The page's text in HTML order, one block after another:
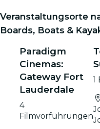
Veranstaltungsorte
Boards, Boats &
Paradigm
Cinemas:
Gateway Fort
Lauderdale
4
Filmvorführungen
1